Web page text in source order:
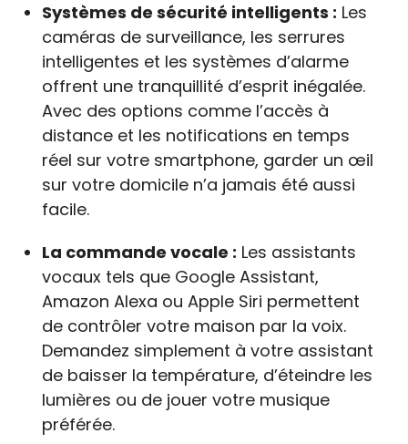
Systèmes de sécurité intelligents : Les
caméras de surveillance, les serrures
intelligentes et les systèmes d’alarme
offrent une tranquillité d’esprit inégalée.
Avec des options comme l’accès à
distance et les notifications en temps
réel sur votre smartphone, garder un œil
sur votre domicile n’a jamais été aussi
facile.
La commande vocale : Les assistants
vocaux tels que Google Assistant,
Amazon Alexa ou Apple Siri permettent
de contrôler votre maison par la voix.
Demandez simplement à votre assistant
de baisser la température, d’éteindre les
lumières ou de jouer votre musique
préférée.